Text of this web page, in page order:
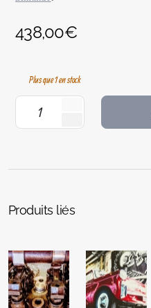
438,00€
Plus que 1 en stock
Produits liés